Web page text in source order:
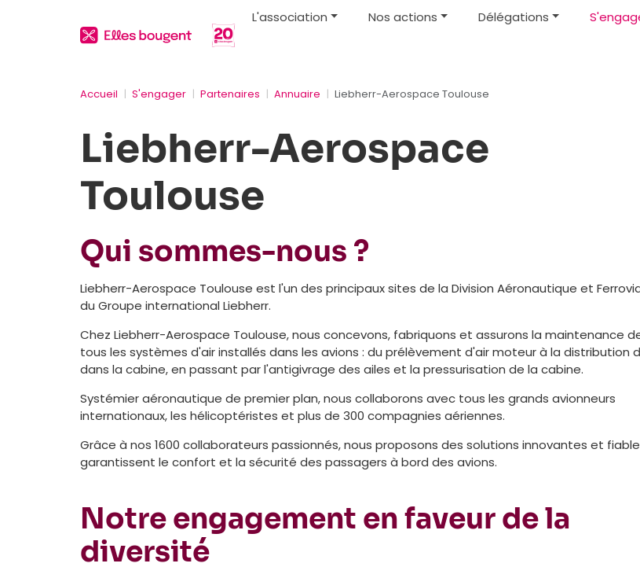
L'association Nos actions Délégations
Accueil S'engager Partenaires Annuaire Liebherr-Aerospace Toulouse
Liebherr-Aerospace
Toulouse
Qui sommes-nous ?
Liebherr-Aerospace Toulouse est l'un des principaux sites de la Division Aéronautique et
du Groupe international Liebherr.
Chez Liebherr-Aerospace Toulouse, nous concevons, fabriquons et assurons la maintenance
tous les systèmes d'air installés dans les avions : du prélèvement d'air moteur à la distribution
dans la cabine, en passant par l'antigivrage des ailes et la pressurisation de la cabine.
Systémier aéronautique de premier plan, nous collaborons avec tous les grands avionneurs
internationaux, les hélicoptéristes et plus de 300 compagnies aériennes.
Grâce à nos 1600 collaborateurs passionnés, nous proposons des solutions innovantes et
garantissent le confort et la sécurité des passagers à bord des avions.
Notre engagement en faveur de la
diversité